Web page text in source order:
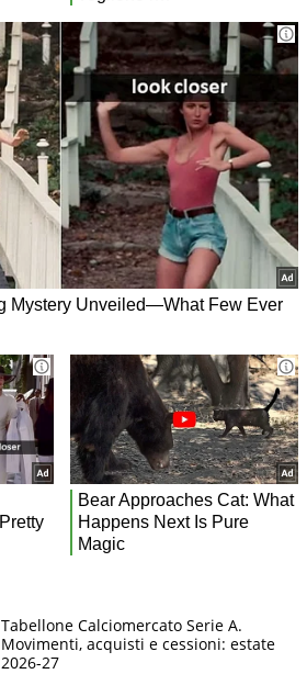
Tabellone Calciomercato Serie A.
Movimenti, acquisti e cessioni: estate
2026-27